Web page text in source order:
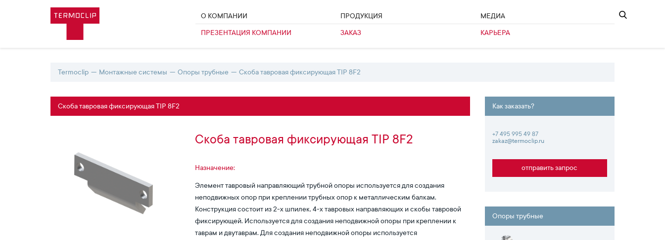
О КОМПАНИИ ПРОДУКЦИЯ
МЕДИА
ПРЕЗЕНТАЦИЯ КОМПАНИИ
ЗАКАЗ КАРЬЕРА
Termoclip Монтажные системы Опоры трубные Скоба тавровая фиксирующая TIP 8F2
Скоба тавровая фиксирующая TIP 8F2
Скоба тавровая фиксирующая TIP 8F2
Назначение:
Элемент тавровый направляющий трубной опоры используется для создания
неподвижных опор при креплении трубных опор к металлическим балкам.
Конструкция состоит из 2-х шпилек, 4-х тавровых направляющих и скобы тавровой
фиксирующей. Используется для создания неподвижной опоры при креплении к
таврам и двутаврам. Для создания неподвижной опоры используется
Как заказать?
+7 495 995 49 87
zakaz@termoclip.ru
отправить запрос
Опоры трубные